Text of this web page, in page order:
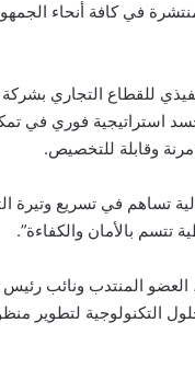
في كافة أنحاء
للقطاع التجاري بشركة
استراتيجية فوري في
مرنة وقابلة للتخصيص.
تساهم في تسريع وتيرة
تتسم بالأمان والكفاءة”.
المنتدب ونائب
التكنولوجية لتطوير